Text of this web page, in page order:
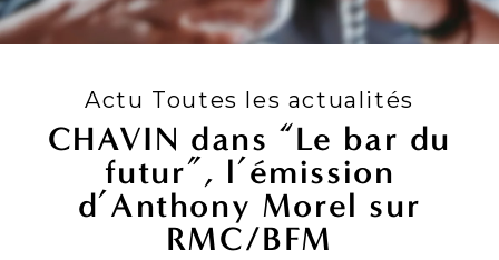
Actu Toutes les actualités
CHAVIN dans “Le bar du
futur”, l’émission
d’Anthony Morel sur
RMC/BFM